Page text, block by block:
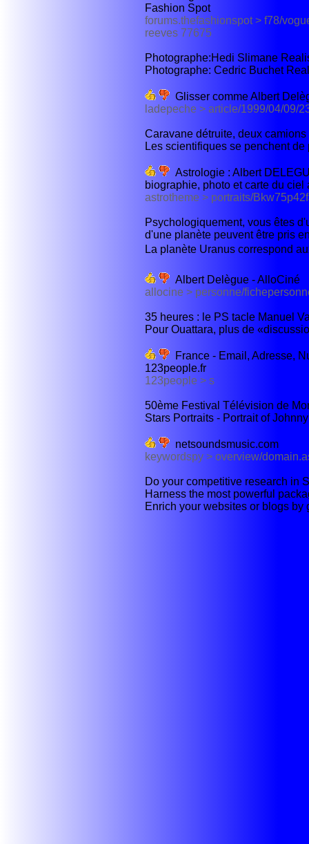
Fashion Spot
forums.thefashionspot > f78/
reeves 77675
Photographe:Hedi Slimane
Photographe: Cedric Buchet
Glisser comme Albert
ladepeche > article/1999/04/09/
Caravane détruite, deux
Les scientifiques se penchent
Astrologie : Albert
biographie, photo et carte du ciel
astrotheme > portraits/
Psychologiquement, vous êtes
d'une planète peuvent être pris
La planète Uranus correspond
Albert Delègue - AlloCiné
allocine > personne/
35 heures : le PS tacle Manuel
Pour Ouattara, plus de
France - Email, Adresse,
123people.fr
123people > s
50ème Festival Télévision de
Stars Portraits - Portrait of
netsoundsmusic.com
keywordspy > overview/
Do your competitive research in
Harness the most powerful
Enrich your websites or blogs by